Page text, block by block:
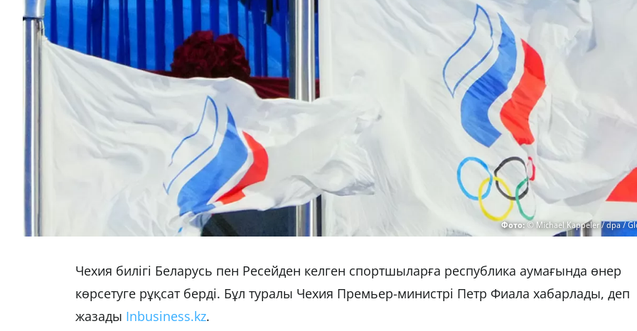
Фото:© Michael Kappeler / dpa /
Чехия билігі Беларусь пен Ресейден келген спортшыларға республика аумағында өнер
көрсетуге рұқсат берді. Бұл туралы Чехия Премьер-министрі Петр Фиала хабарлады, деп
жазады Inbusiness.kz.